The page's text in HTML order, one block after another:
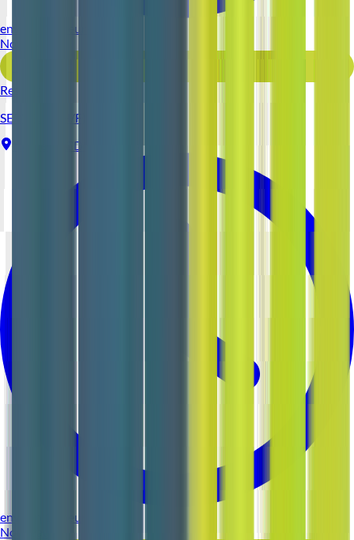
environ 11 heures
Nouveau
Reso 44
SERVEUR (H/F)
CDI
environ 11 heures
Nouveau